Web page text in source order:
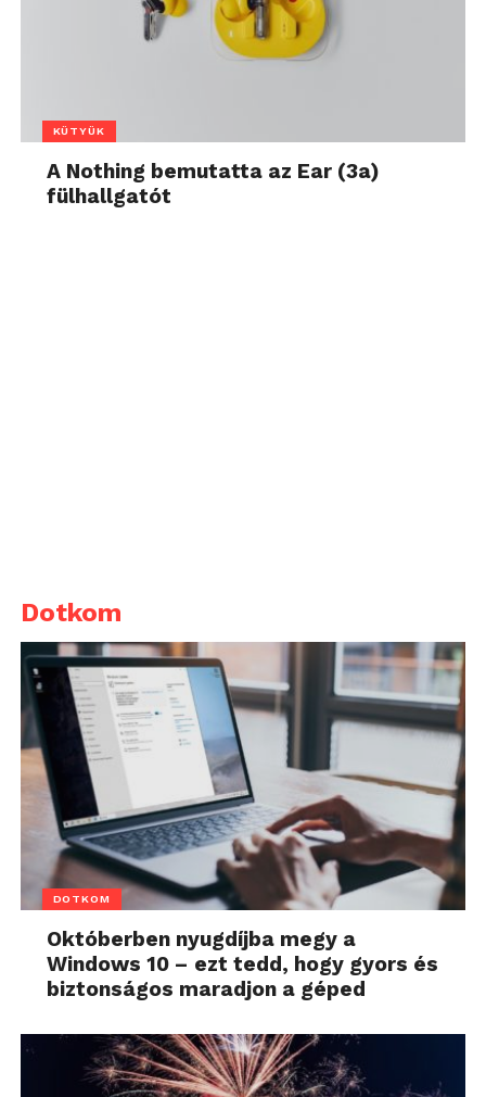
KÜTYÜK
A Nothing bemutatta az Ear (3a)
fülhallgatót
Dotkom
DOTKOM
Októberben nyugdíjba megy a
Windows 10 – ezt tedd, hogy gyors és
biztonságos maradjon a géped